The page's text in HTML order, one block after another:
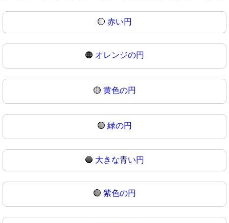
🔴 赤い円
🟠 オレンジの円
🟡 黄色の円
🟢 緑の円
🔵 大きな青い円
🟣 紫色の円